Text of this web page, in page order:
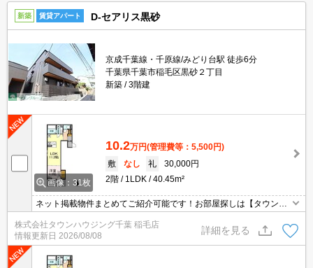
新築 賃貸アパート D-セアリス黒砂
京成千葉線・千原線/みどり台駅 徒歩6分
千葉県千葉市稲毛区黒砂２丁目
新築
3階建
画像：31枚
10.2万円(管理費等：5,500円)
敷
なし 礼
30,000円
2階
1LDK 40.45m²
ネット掲載物件まとめてご紹介可能です！お部屋探しは【タウンハ
ウジング】にお任せください！※オンライン内見・現地待ち合わせ
は事前にご相談ください。
株式会社タウンハウジング千葉 稲毛店
情報更新日 2026/08/08
詳細を見る